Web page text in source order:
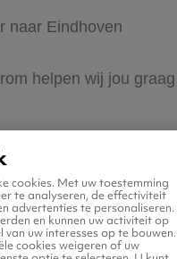
naar Eindhoven
helpen wij jou
cookies. Met uw toestemming
te analyseren, de effectiviteit
advertenties te personaliseren.
en kunnen uw activiteit op
uw interesses op te bouwen.
cookies weigeren of uw